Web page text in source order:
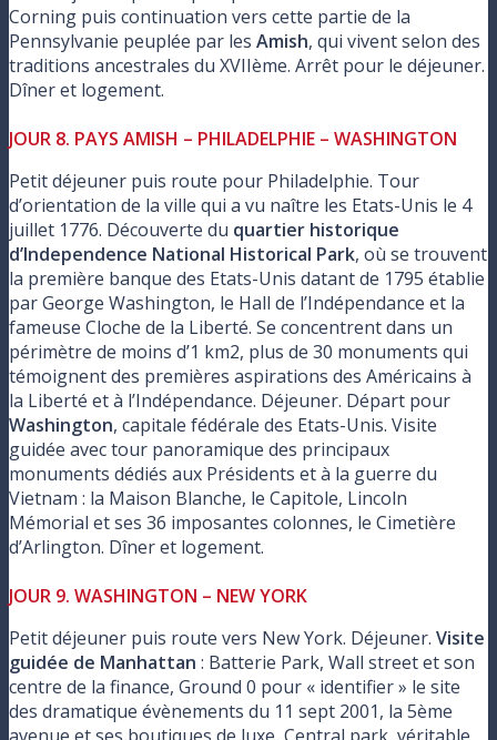
Corning puis continuation vers cette partie de la
Pennsylvanie peuplée par les Amish, qui vivent selon des
traditions ancestrales du XVIIème. Arrêt pour le déjeuner.
Dîner et logement.
JOUR 8. PAYS AMISH – PHILADELPHIE – WASHINGTON
Petit déjeuner puis route pour Philadelphie. Tour
d’orientation de la ville qui a vu naître les Etats-Unis le 4
juillet 1776. Découverte du quartier historique
d’Independence National Historical Park, où se trouvent
la première banque des Etats-Unis datant de 1795 établie
par George Washington, le Hall de l’Indépendance et la
fameuse Cloche de la Liberté. Se concentrent dans un
périmètre de moins d’1 km2, plus de 30 monuments qui
témoignent des premières aspirations des Américains à
la Liberté et à l’Indépendance. Déjeuner. Départ pour
Washington, capitale fédérale des Etats-Unis. Visite
guidée avec tour panoramique des principaux
monuments dédiés aux Présidents et à la guerre du
Vietnam : la Maison Blanche, le Capitole, Lincoln
Mémorial et ses 36 imposantes colonnes, le Cimetière
d’Arlington. Dîner et logement.
JOUR 9. WASHINGTON – NEW YORK
Petit déjeuner puis route vers New York. Déjeuner. Visite
guidée de Manhattan : Batterie Park, Wall street et son
centre de la finance, Ground 0 pour « identifier » le site
des dramatique évènements du 11 sept 2001, la 5ème